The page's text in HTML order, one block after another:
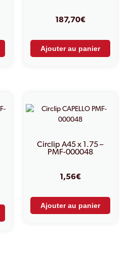
187,70€
Ajouter au panier
Circlip A45 x 1.75 –
PMF-000048
1,56€
Ajouter au panier